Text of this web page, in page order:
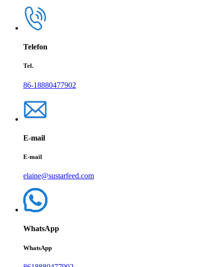
Telefon
Tel.
86-18880477902
E-mail
E-mail
elaine@sustarfeed.com
WhatsApp
WhatsApp